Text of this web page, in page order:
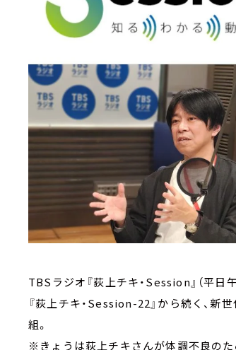
TBSラジオ『荻上チキ・Session』（平日
『荻上チキ・Session-22』から続く、新
組。
※きょうは荻上チキさんが体調不良のた